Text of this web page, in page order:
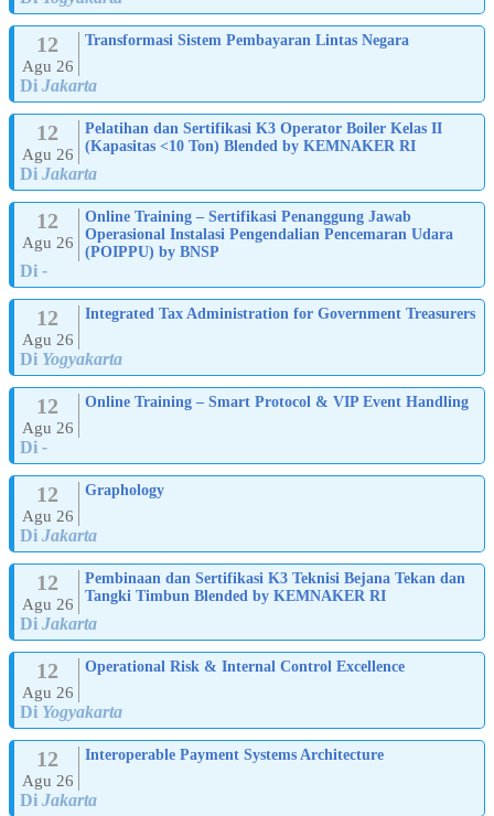
12
Agu 26
Transformasi Sistem Pembayaran Lintas Negara
Di Jakarta
12
Agu 26
Pelatihan dan Sertifikasi K3 Operator Boiler Kelas II
(Kapasitas <10 Ton) Blended by KEMNAKER RI
Di Jakarta
12
Agu 26
Online Training – Sertifikasi Penanggung Jawab
Operasional Instalasi Pengendalian Pencemaran Udara
(POIPPU) by BNSP
Di -
12
Agu 26
Integrated Tax Administration for Government Treasurers
Di Yogyakarta
12
Agu 26
Online Training – Smart Protocol & VIP Event Handling
Di -
12
Agu 26
Graphology
Di Jakarta
12
Agu 26
Pembinaan dan Sertifikasi K3 Teknisi Bejana Tekan dan
Tangki Timbun Blended by KEMNAKER RI
Di Jakarta
12
Agu 26
Operational Risk & Internal Control Excellence
Di Yogyakarta
12
Agu 26
Interoperable Payment Systems Architecture
Di Jakarta